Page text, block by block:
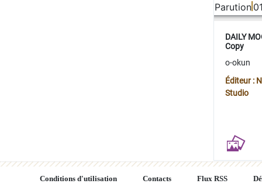
Parution
DAILY
Copy
o-okun
Éditeur :
Studio
Conditions d'utilisation Contacts Flux RSS